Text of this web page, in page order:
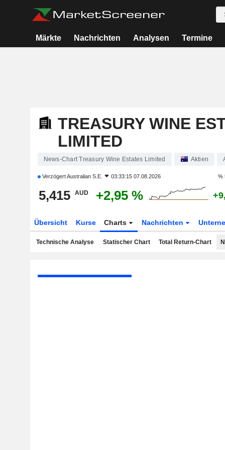
Märkte Nachrichten Analysen Termine
TREASURY WINE
LIMITED
News-Chart Treasury Wine Estates Limited Aktien
VerzögertAustralian S.E. 03:33:15 07.08.2026 %
5,415 AUD +2,95 %
Übersicht Kurse Charts Nachrichten
Technische Analyse Statischer Chart Total Return-Chart